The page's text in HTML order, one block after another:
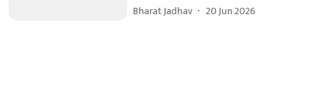
Bharat Jadhav 20 Jun 2026